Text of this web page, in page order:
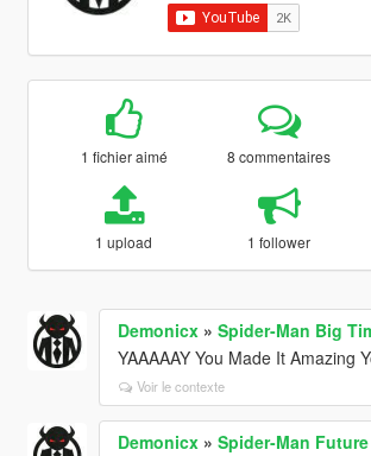
1 fichier aimé 8 commentaires
1 upload 1 follower
Demonicx» Spider-Man Big
YAAAAAY You Made It Amazing
Voir le contexte
Demonicx» Spider-Man